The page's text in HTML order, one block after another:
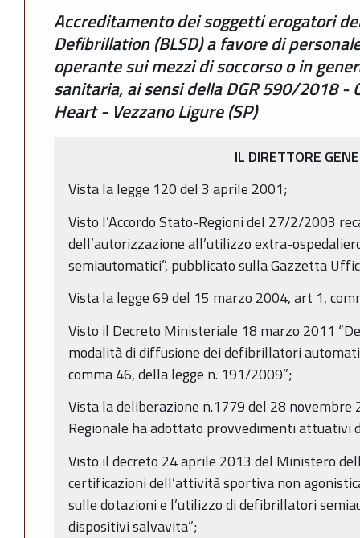
Accreditamento dei soggetti erogatori
Defibrillation (BLSD) a favore di
operante sui mezzi di soccorso o in
sanitaria, ai sensi della DGR 590/2018 -
Heart - Vezzano Ligure (SP)
IL DIRETTORE
Vista la legge 120 del 3 aprile 2001;
Visto l’Accordo Stato-Regioni del 27/2/2003
dell’autorizzazione all’utilizzo extra-
semiautomatici”, pubblicato sulla Gazzetta
Vista la legge 69 del 15 marzo 2004, art 1,
Visto il Decreto Ministeriale 18 marzo 2011
modalità di diffusione dei defibrillatori
comma 46, della legge n. 191/2009”;
Vista la deliberazione n.1779 del 28 novembre
Regionale ha adottato provvedimenti attuativi
Visto il decreto 24 aprile 2013 del Ministero
certificazioni dell’attività sportiva non
sulle dotazioni e l’utilizzo di defibrillatori
dispositivi salvavita”;